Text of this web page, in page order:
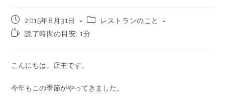
2015年8月31日
レストランのこと
読了時間の目安: 1分
こんにちは。店主です。
今年もこの季節がやってきました。